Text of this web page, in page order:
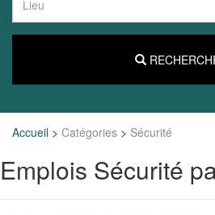
Accueil > Catégories > Sécurité
Emplois Sécurité